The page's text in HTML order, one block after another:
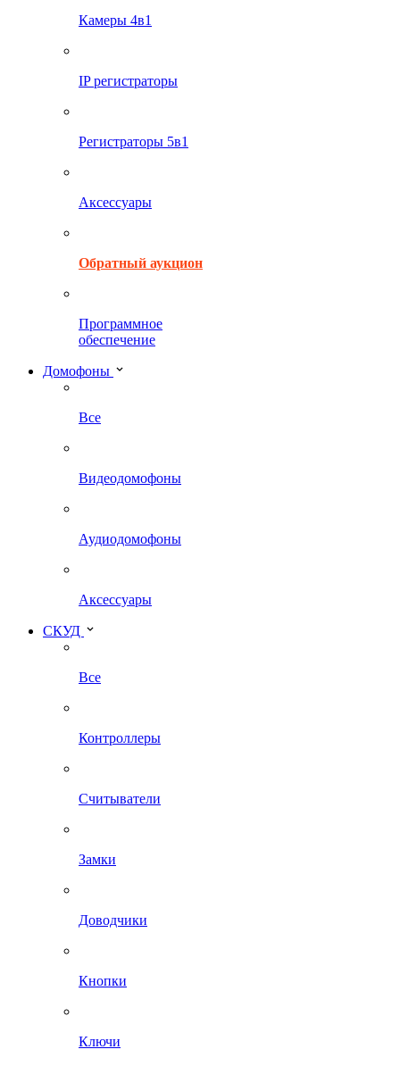
Камеры 4в1
IP регистраторы
Регистраторы 5в1
Аксессуары
Обратный аукцион
Программное
обеспечение
Домофоны
Все
Видеодомофоны
Аудиодомофоны
Аксессуары
СКУД
Все
Контроллеры
Считыватели
Замки
Доводчики
Кнопки
Ключи